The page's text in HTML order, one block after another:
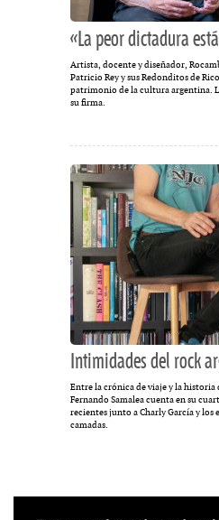
«La peor dictadura
Artista, docente y diseñador,
Patricio Rey y sus Redonditos de
patrimonio de la cultura argentina.
su firma.
Intimidades del rock
Entre la crónica de viaje y la historia
Fernando Samalea cuenta en su
recientes junto a Charly García y los
camadas.